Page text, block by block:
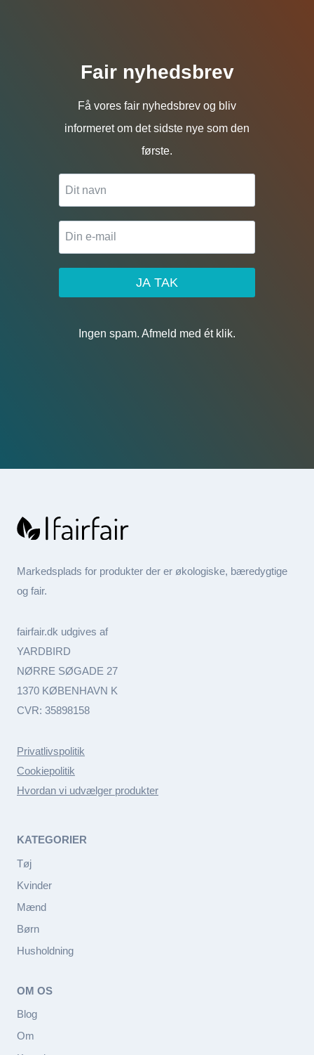
Fair nyhedsbrev
Få vores fair nyhedsbrev og bliv
informeret om det sidste nye som den
første.
JA TAK
Ingen spam. Afmeld med ét klik.
Markedsplads for produkter der er økologiske, bæredygtige
og fair.
fairfair.dk udgives af
YARDBIRD
NØRRE SØGADE 27
1370 KØBENHAVN K
CVR: 35898158
Privatlivspolitik
Cookiepolitik
Hvordan vi udvælger produkter
KATEGORIER
Tøj
Kvinder
Mænd
Børn
Husholdning
OM OS
Blog
Om